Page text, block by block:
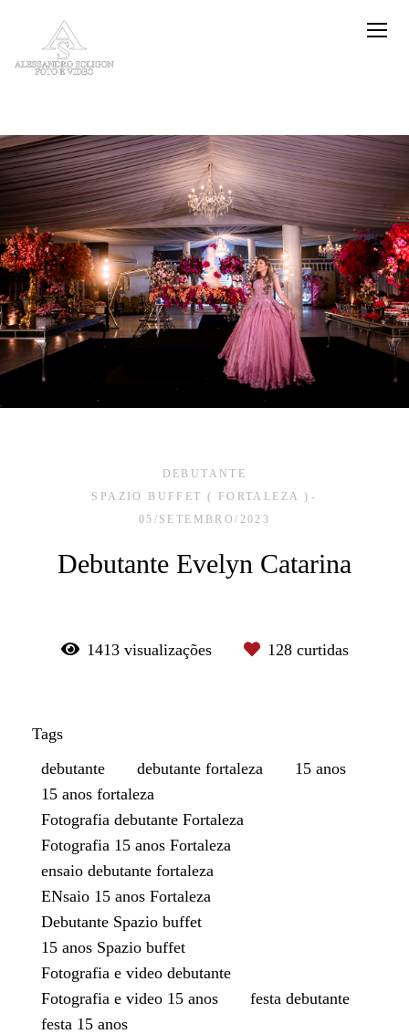
DEBUTANTE
SPAZIO BUFFET ( FORTALEZA )
05/SETEMBRO/2023
Debutante Evelyn Catarina
1413visualizações 128curtidas
Tags
debutante
debutante fortaleza
15 anos
15 anos fortaleza
Fotografia debutante Fortaleza
Fotografia 15 anos Fortaleza
ensaio debutante fortaleza
ENsaio 15 anos Fortaleza
Debutante Spazio buffet
15 anos Spazio buffet
Fotografia e video debutante
Fotografia e video 15 anos
festa debutante
festa 15 anos